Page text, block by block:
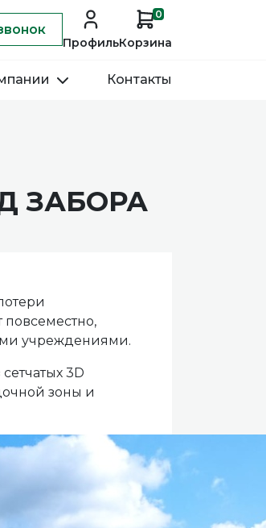
Профиль
0
Корзина
Контакты
ЗАБОРА
повсеместно,
учреждениями.
3D
зоны и